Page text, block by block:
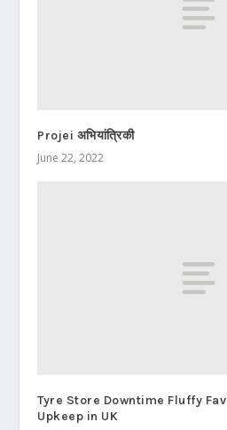
Projei अभियांत्रिकी
June 22, 2022
Tyre Store Downtime Fluffy
Upkeep in UK